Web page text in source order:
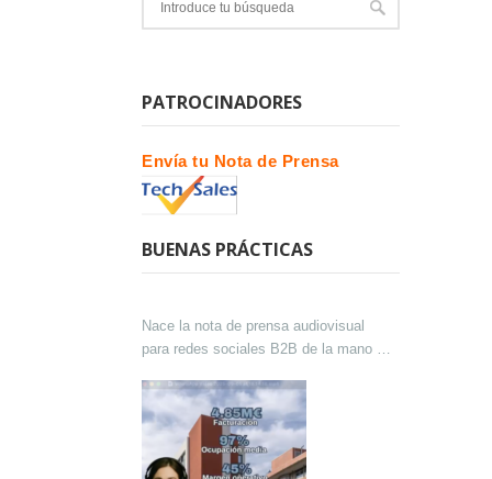
PATROCINADORES
Envía tu Nota de Prensa
BUENAS PRÁCTICAS
Nace la nota de prensa audiovisual
para redes sociales B2B de la mano de